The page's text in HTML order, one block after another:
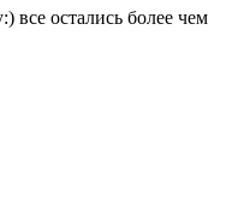
все остались более чем